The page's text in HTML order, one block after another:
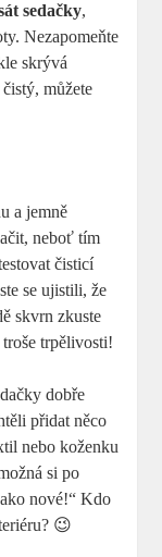
sedačky,
Nezapomeňte
skrývá
můžete
a jemně
neboť tím
čisticí
se ujistili, že
skvrn zkuste
trpělivosti!
dobře
přidat něco
nebo koženku
si po
nové!“ Kdo
😉